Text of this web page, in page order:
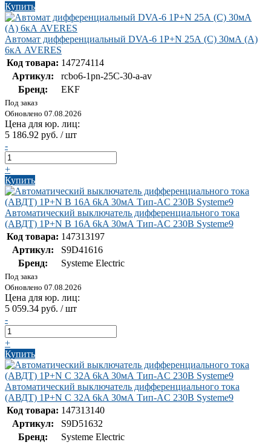
Купить
Автомат дифференциальный DVA-6 1P+N 25А (C) 30мА (A)
6кА AVERES
Код товара: 147274114
Артикул:
rcbo6-1pn-25C-30-a-av
Бренд:
EKF
Под заказ
Обновлено 07.08.2026
Цена для юр. лиц:
5 186.92 руб. / шт
-
+
Купить
Автоматический выключатель дифференциального тока
(АВДТ) 1P+N B 16A 6kA 30мА Тип-AC 230В Systeme9
Код товара: 147313197
Артикул:
S9D41616
Бренд:
Systeme Electric
Под заказ
Обновлено 07.08.2026
Цена для юр. лиц:
5 059.34 руб. / шт
-
+
Купить
Автоматический выключатель дифференциального тока
(АВДТ) 1P+N C 32A 6kA 30мА Тип-AC 230В Systeme9
Код товара: 147313140
Артикул:
S9D51632
Бренд:
Systeme Electric